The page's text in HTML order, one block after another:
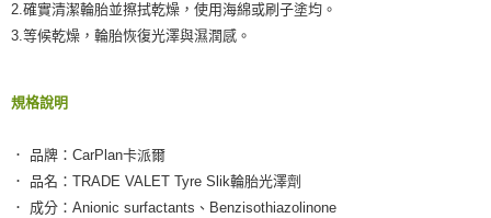
2.確實清潔輪胎並擦拭乾燥，使用海綿或刷子塗均。
3.等候乾燥，輪胎恢復光澤與濕潤感。
規格說明
． 品牌：CarPlan卡派爾
． 品名：TRADE VALET Tyre Slik輪胎光澤劑
． 成分：Anionic surfactants、Benzisothiazolinone